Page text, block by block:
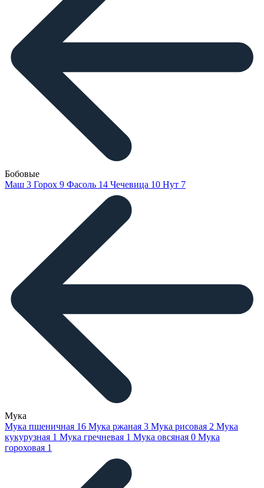
Бобовые
Маш 3 Горох 9 Фасоль 14 Чечевица 10 Нут 7
Мука
Мука пшеничная 16 Мука ржаная 3 Мука рисовая 2 Мука
кукурузная 1 Мука гречневая 1 Мука овсяная 0 Мука
гороховая 1